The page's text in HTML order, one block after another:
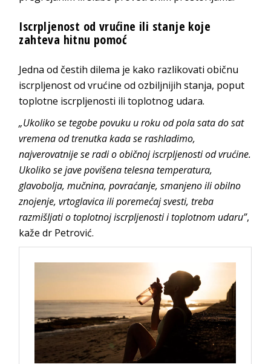
Iscrpljenost od vrućine ili stanje koje
zahteva hitnu pomoć
Jedna od čestih dilema je kako razlikovati običnu
iscrpljenost od vrućine od ozbiljnijih stanja, poput
toplotne iscrpljenosti ili toplotnog udara.
„Ukoliko se tegobe povuku u roku od pola sata do sat
vremena od trenutka kada se rashladimo,
najverovatnije se radi o običnoj iscrpljenosti od vrućine.
Ukoliko se jave povišena telesna temperatura,
glavobolja, mučnina, povraćanje, smanjeno ili obilno
znojenje, vrtoglavica ili poremećaj svesti, treba
razmišljati o toplotnoj iscrpljenosti i toplotnom udaru”,
kaže dr Petrović.